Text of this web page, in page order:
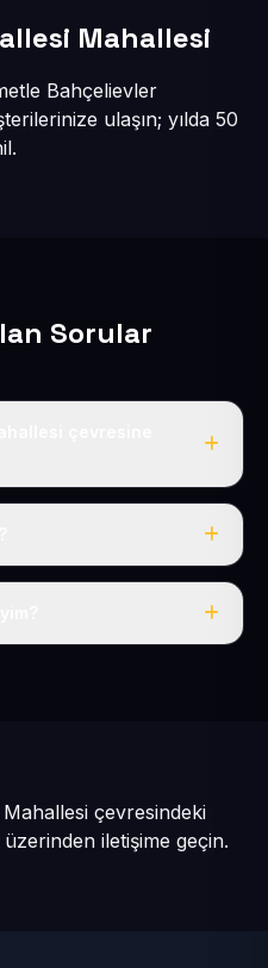
Mahallesi
Bahçelievler
ulaşın; yılda 50
Sorular
tüm Mimarsinan ve
her şey dahil.
çevresindeki
iletişime geçin.